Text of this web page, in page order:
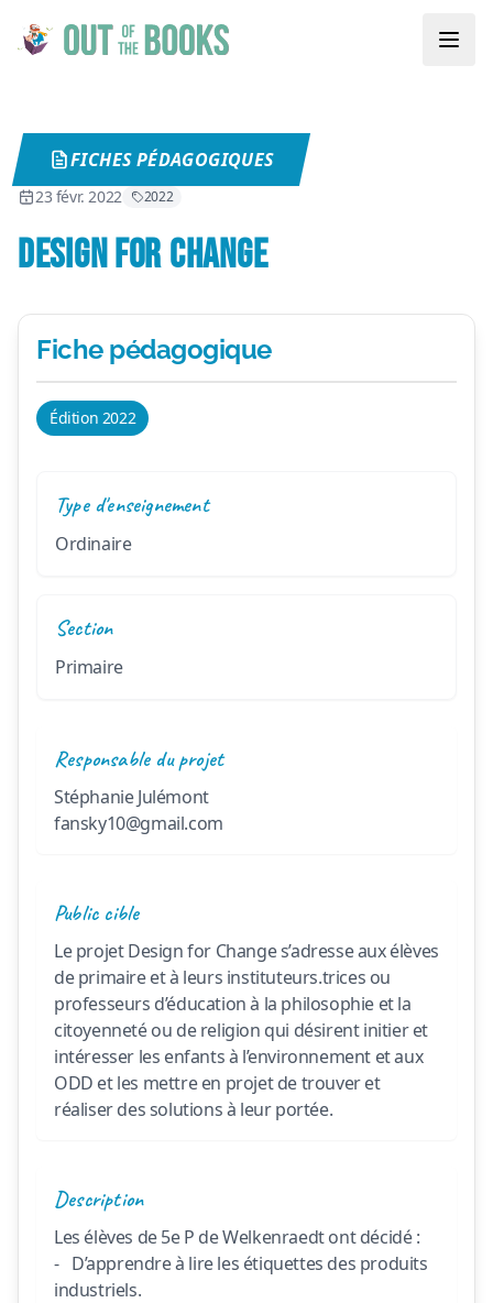
FICHES PÉDAGOGIQUES
23 févr. 2022 2022
DESIGN FOR CHANGE
Fiche pédagogique
Édition 2022
Type d'enseignement
Ordinaire
Section
Primaire
Responsable du projet
Stéphanie Julémont
fansky10@gmail.com
Public cible
Le projet Design for Change s’adresse aux élèves
de primaire et à leurs instituteurs.trices ou
professeurs d’éducation à la philosophie et la
citoyenneté ou de religion qui désirent initier et
intéresser les enfants à l’environnement et aux
ODD et les mettre en projet de trouver et
Description
Les élèves de 5e P de Welkenraedt ont décidé :
-	D’apprendre à lire les étiquettes des produits
industriels.